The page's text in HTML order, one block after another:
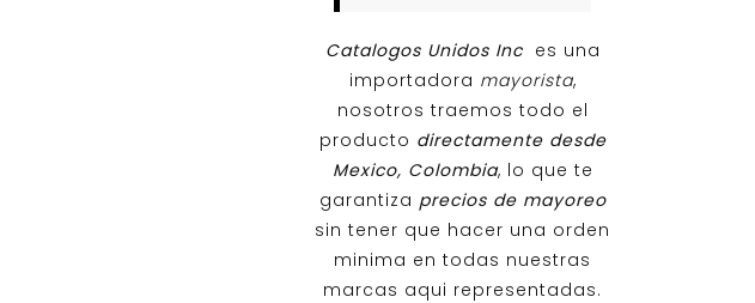
Catalogos Unidos Inc es una
importadora mayorista,
nosotros traemos todo el
producto directamente desde
Mexico, Colombia, lo que te
garantiza precios de mayoreo
sin tener que hacer una orden
minima en todas nuestras
marcas aqui representadas.